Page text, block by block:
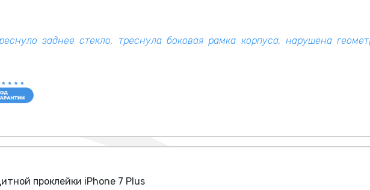
заднее стекло, треснула боковая рамка корпуса, нарушена
проклейки iPhone 7 Plus